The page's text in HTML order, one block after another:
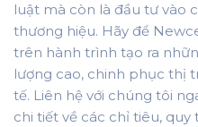
luật mà còn là đầu tư vào
thương hiệu. Hãy để
trên hành trình tạo ra
lượng cao, chinh phục thị
tế. Liên hệ với chúng tôi
chi tiết về các chỉ tiêu,